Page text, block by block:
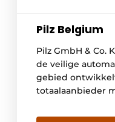
Pilz Belgium
Pilz GmbH & Co.
de veilige
gebied
totaalaanbieder
doel van Pilz is